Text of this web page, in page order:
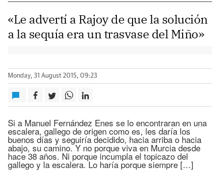
«Le advertí a Rajoy de que la solución
a la sequía era un trasvase del Miño»
Monday, 31 August 2015, 09:23
Si a Manuel Fernández Enes se lo encontraran en una
escalera, gallego de origen como es, les daría los
buenos días y seguiría decidido, hacia arriba o hacia
abajo, su camino. Y no porque viva en Murcia desde
hace 38 años. Ni porque incumpla el topicazo del
gallego y la escalera. Lo haría porque siempre […]